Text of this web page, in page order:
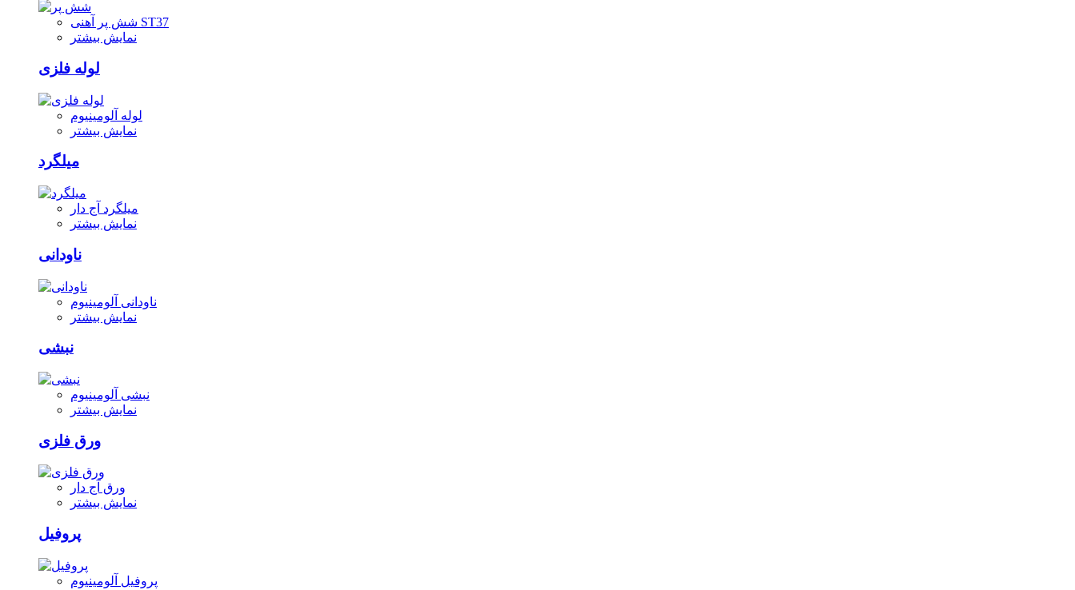
شش پر آهنی ST37
نمایش بیشتر
لوله فلزی
لوله آلومینیوم
نمایش بیشتر
میلگرد
میلگرد آج دار
نمایش بیشتر
ناودانی
ناودانی آلومینیوم
نمایش بیشتر
نبشی
نبشی آلومینیوم
نمایش بیشتر
ورق فلزی
ورق آج دار
نمایش بیشتر
پروفیل
پروفیل آلومینیوم